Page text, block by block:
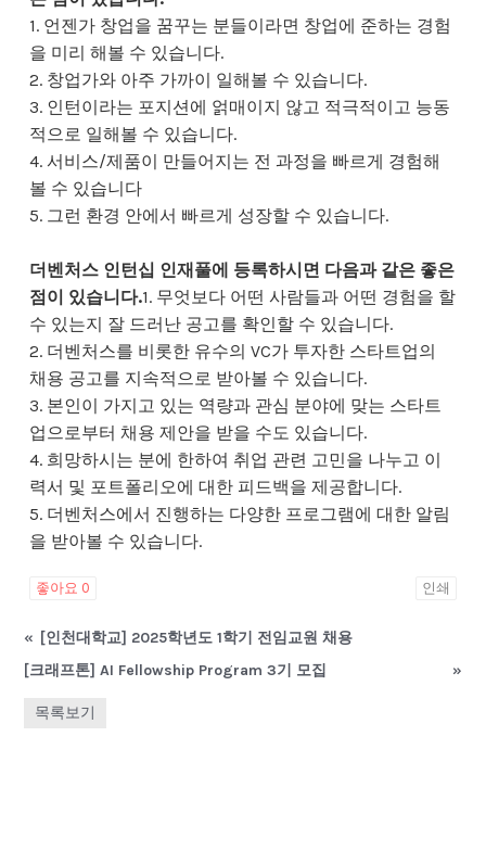
1. 언젠가 창업을 꿈꾸는 분들이라면 창업에 준하는 경험
을 미리 해볼 수 있습니다.
2. 창업가와 아주 가까이 일해볼 수 있습니다.
3. 인턴이라는 포지션에 얽매이지 않고 적극적이고 능동
적으로 일해볼 수 있습니다.
4. 서비스/제품이 만들어지는 전 과정을 빠르게 경험해
볼 수 있습니다
5. 그런 환경 안에서 빠르게 성장할 수 있습니다.
더벤처스 인턴십 인재풀에 등록하시면 다음과 같은 좋은
점이 있습니다.1. 무엇보다 어떤 사람들과 어떤 경험을 할
수 있는지 잘 드러난 공고를 확인할 수 있습니다.
2. 더벤처스를 비롯한 유수의 VC가 투자한 스타트업의
채용 공고를 지속적으로 받아볼 수 있습니다.
3. 본인이 가지고 있는 역량과 관심 분야에 맞는 스타트
업으로부터 채용 제안을 받을 수도 있습니다.
4. 희망하시는 분에 한하여 취업 관련 고민을 나누고 이
력서 및 포트폴리오에 대한 피드백을 제공합니다.
5. 더벤처스에서 진행하는 다양한 프로그램에 대한 알림
을 받아볼 수 있습니다.
좋아요 0 인쇄
« [인천대학교] 2025학년도 1학기 전임교원 채용
[크래프톤] AI Fellowship Program 3기 모집
»
목록보기